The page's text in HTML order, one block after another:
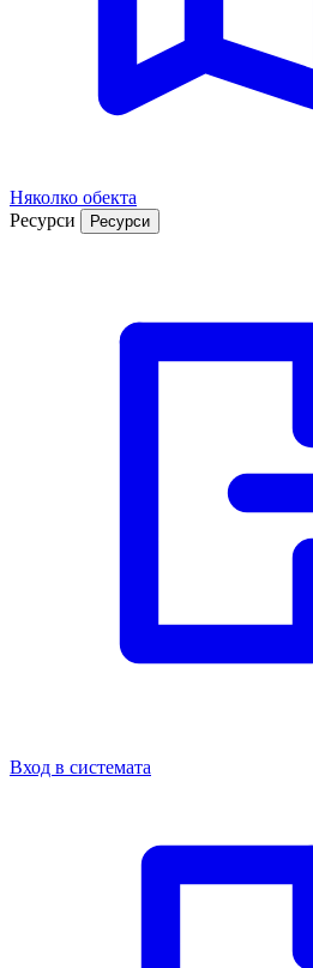
Няколко обекта
Ресурси
Ресурси
Вход в системата